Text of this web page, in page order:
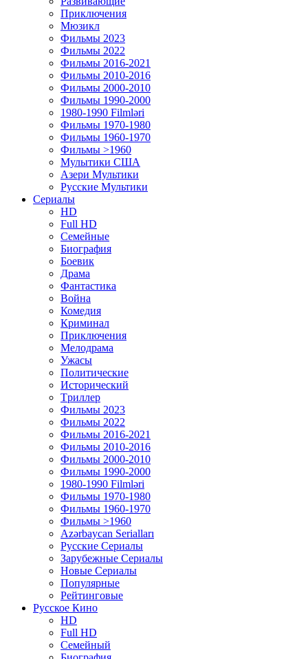
Приключения
Мюзикл
Фильмы 2023
Фильмы 2022
Фильмы 2016-2021
Фильмы 2010-2016
Фильмы 2000-2010
Фильмы 1990-2000
1980-1990 Filmləri
Фильмы 1970-1980
Фильмы 1960-1970
Фильмы >1960
Мулытики США
Азери Мультики
Русские Мультики
Сериалы
HD
Full HD
Семейные
Биография
Боевик
Драма
Фантастика
Война
Комедия
Криминал
Приключения
Мелодрама
Ужасы
Политические
Исторический
Tриллер
Фильмы 2023
Фильмы 2022
Фильмы 2016-2021
Фильмы 2010-2016
Фильмы 2000-2010
Фильмы 1990-2000
1980-1990 Filmləri
Фильмы 1970-1980
Фильмы 1960-1970
Фильмы >1960
Azərbaycan Serialları
Русские Сериалы
Зарубежные Сериалы
Новые Сериалы
Популярные
Рейтинговые
Русское Кино
HD
Full HD
Семейный